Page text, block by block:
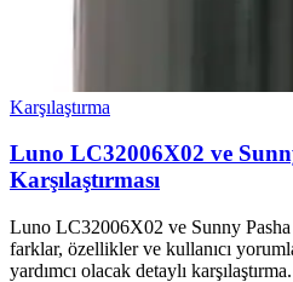
Karşılaştırma
Luno LC32006X02 ve
Karşılaştırması
Luno LC32006X02 ve Sunny Pasha
farklar, özellikler ve kullanıcı
yardımcı olacak detaylı karşılaştırma.